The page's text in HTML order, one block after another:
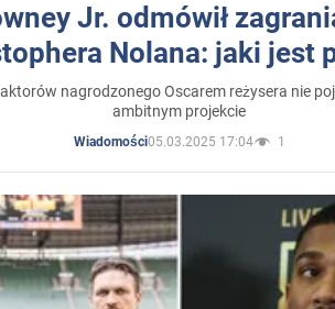
Jr. odmówił
Nolana: jaki jest
nagrodzonego Oscarem reżysera nie
ambitnym projekcie
Wiadomości05.03.2025 17:04 1